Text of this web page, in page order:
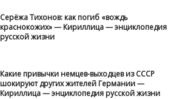
Серёжа Тихонов: как погиб «вождь
краснокожих» — Кириллица — энциклопедия
русской жизни
Какие привычки немцев-выходцев из СССР
шокируют других жителей Германии —
Кириллица — энциклопедия русской жизни